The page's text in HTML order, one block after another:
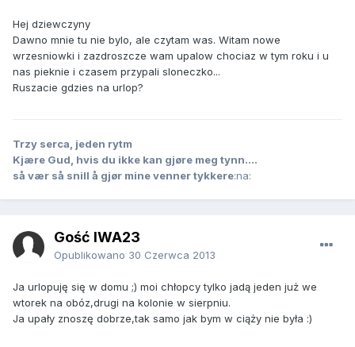
Hej dziewczyny
Dawno mnie tu nie bylo, ale czytam was. Witam nowe
wrzesniowki i zazdroszcze wam upalow chociaz w tym roku i u
nas pieknie i czasem przypali sloneczko...
Ruszacie gdzies na urlop?
Trzy serca, jeden rytm
Kjære Gud, hvis du ikke kan gjøre meg tynn....
så vær så snill å gjør mine venner tykkere:na:
Gość IWA23
Opublikowano 30 Czerwca 2013
Ja urlopuję się w domu ;) moi chłopcy tylko jadą jeden już we
wtorek na obóz,drugi na kolonie w sierpniu.
Ja upały znoszę dobrze,tak samo jak bym w ciąży nie była :)